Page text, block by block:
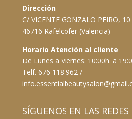
Dirección
C/ VICENTE GONZALO PEIRO, 10
46716 Rafelcofer (Valencia)
Horario Atención al cliente
De Lunes a Viernes: 10:00h. a
Telf. 676 118 962 /
SÍGUENOS EN LAS REDES